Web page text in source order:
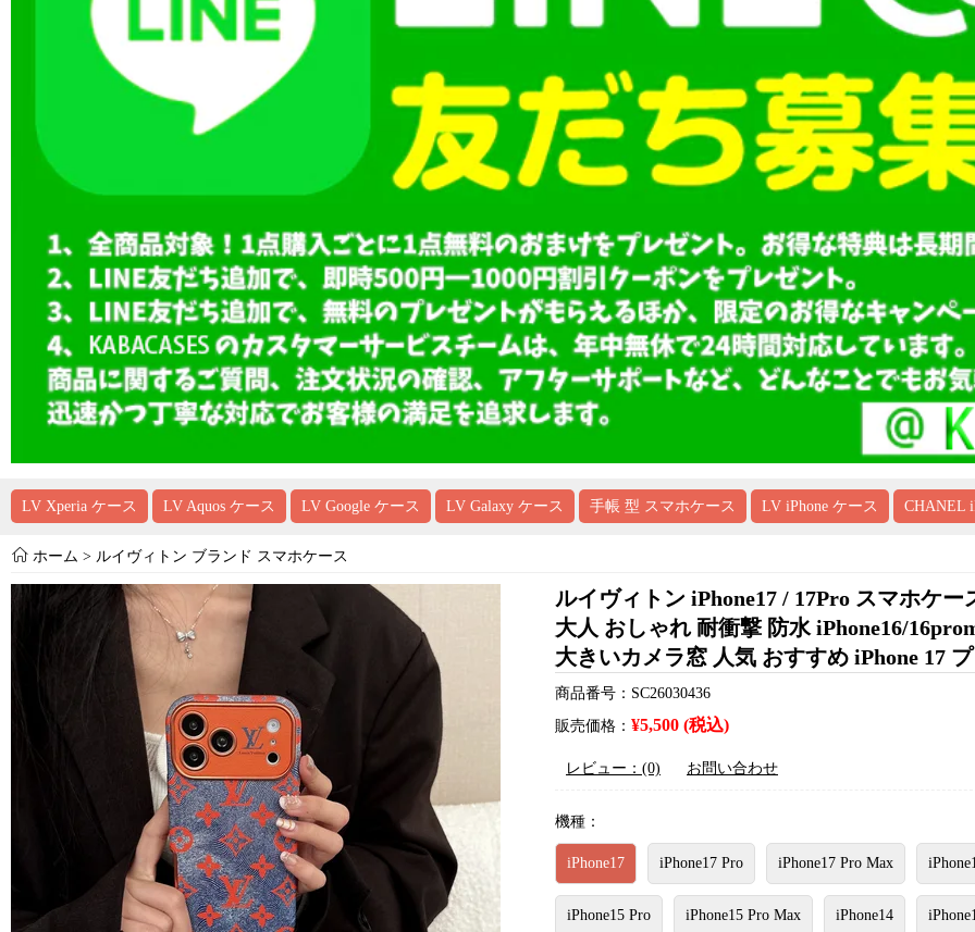
LV Xperia ケース LV Aquos ケース LV Google ケース LV Galaxy ケース 手帳 型 スマホケース LV iPhone ケース CHANEL
ホーム > ルイヴィトン ブランド スマホケース
ルイヴィトン iPhone17 / 17Pro スマホケ
大人 おしゃれ 耐衝撃 防水 iPhone16/
大きいカメラ窓 人気 おすすめ iPhone 17
商品番号：SC26030436
販売価格： ¥5,500 (税込)
レビュー：(0) お問い合わせ
機種：
iPhone17 iPhone17 Pro iPhone17 Pro Max
iPhone15 Pro iPhone15 Pro Max iPhone14